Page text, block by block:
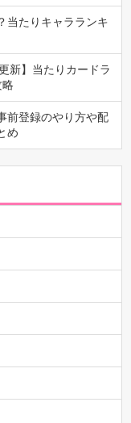
当たりキャラランキ
新】当たりカードラ
略
前登録のやり方や配
め